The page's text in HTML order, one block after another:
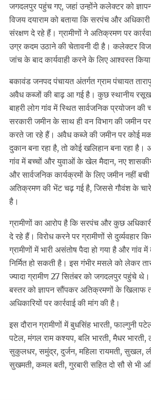
जगदलपुर पहुंच गए, जहां उन्होंने कलेक्टर को
विजय दयाराम को बताया कि सरपंच और
संरक्षण दे रहे हैं। ग्रामीणों ने अतिक्रमण पर
उग्र कदम उठाने की चेतावनी दी है। कलेक्टर
जांच के बाद कार्यवाही करने के लिए आश्वस्त
बकावंड जनपद पंचायत अंतर्गत ग्राम पंचायत
अवैध कब्जों की बाढ़ आ गई है। कुछ स्थानीय
बाहरी लोग गांव में स्थित सार्वजनिक प्रयोजन की
सरकारी जमीन के साथ ही वन विभाग की जमीन
करते जा रहे हैं। अवैध कब्जे की जमीन पर कोई
दुकान बना रहा है, तो कोई खलिहान बना रहा
गांव में बच्चों और युवाओं के खेल मैदान, नए
और सार्वजनिक कार्यक्रमों के लिए जमीन नहीं
अतिक्रमण की भेंट चढ़ गई है, जिससे गौवंश के चारे
है।
ग्रामीणों का आरोप है कि सरपंच और कुछ
दे रहे हैं। विरोध करने पर ग्रामीणों से दुर्व्यवहार
ग्रामीणों में भारी असंतोष पैदा हो गया है और गांव
निर्मित हो सकती है। इस गंभीर मसले को लेकर
ज्यादा ग्रामीण 27 सितंबर को जगदलपुर पहुंचे
बस्तर को ज्ञापन सौंपकर अतिक्रमणों के खिलाफ
अधिकारियों पर कार्रवाई की मांग की है।
इस दौरान ग्रामीणों में बुधसिंह भारती, फाल्गुनी
पटेल, मंगल राम कश्यप, बलि भारती, मैधर
सुकुलधर, समुंद्र, दुर्जन, महिला रायमती, सुखल,
सुखमती, कमल बती, गुरबारी सहित दो सौ से भी